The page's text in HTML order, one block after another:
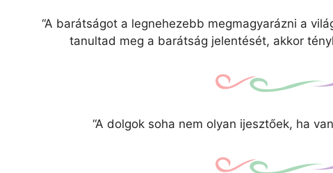
“A barátságot a legnehezebb megmagyarázni a
tanultad meg a barátság jelentését, akkor
“A dolgok soha nem olyan ijesztőek, ha